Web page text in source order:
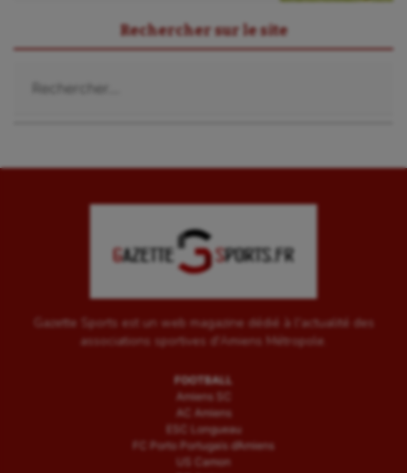
Rechercher sur le site
Gazette Sports est un web magazine dédié à l'actualité des
associations sportives d'Amiens Métropole.
FOOTBALL
Amiens SC
AC Amiens
ESC Longueau
FC Porto Portugais d’Amiens
US Camon